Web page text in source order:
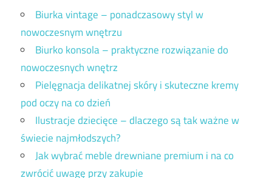
Biurka vintage – ponadczasowy styl w
nowoczesnym wnętrzu
Biurko konsola – praktyczne rozwiązanie do
nowoczesnych wnętrz
Pielęgnacja delikatnej skóry i skuteczne kremy
pod oczy na co dzień
Ilustracje dziecięce – dlaczego są tak ważne w
świecie najmłodszych?
Jak wybrać meble drewniane premium i na co
zwrócić uwagę przy zakupie